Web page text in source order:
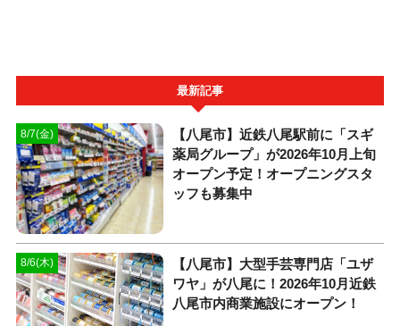
最新記事
8/7(金)
【八尾市】近鉄八尾駅前に「スギ
薬局グループ」が2026年10月上旬
オープン予定！オープニングスタ
ッフも募集中
8/6(木)
【八尾市】大型手芸専門店「ユザ
ワヤ」が八尾に！2026年10月近鉄
八尾市内商業施設にオープン！